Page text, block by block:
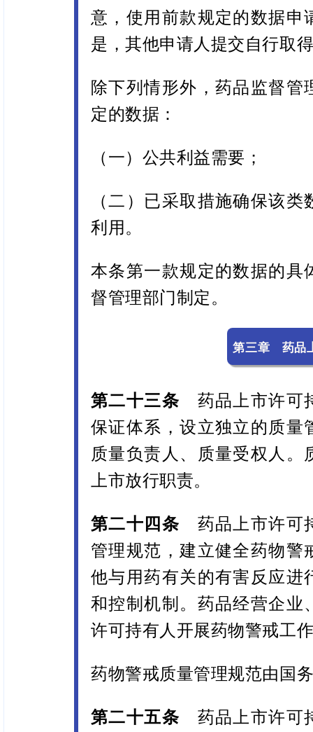
意，使用前款规定的数据申
是，其他申请人提交自行取
除下列情形外，药品监督
定的数据：
（一）公共利益需要；
（二）已采取措施确保该
利用。
本条第一款规定的数据的具
督管理部门制定。
第三章 药品
第二十三条 药品上市许可
保证体系，设立独立的质量
质量负责人、质量受权人
上市放行职责。
第二十四条 药品上市许可
管理规范，建立健全药物警
他与用药有关的有害反应进
和控制机制。药品经营企业
许可持有人开展药物警戒工
药物警戒质量管理规范由国
第二十五条 药品上市许可